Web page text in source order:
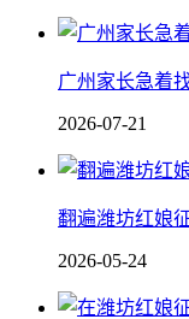
广州家长急着
2026-07-21
翻遍潍坊红娘
2026-05-24